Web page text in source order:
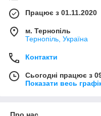
Працює з 01.11.2020
м. Тернопіль
Тернопіль, Україна
Контакти
Сьогодні працює з
Показати весь